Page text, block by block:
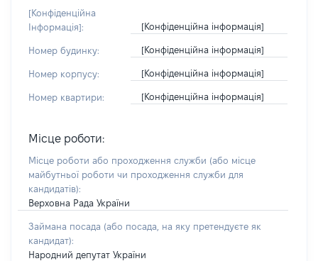
[Конфіденційна
Інформація]:
[Конфіденційна інформація]
Номер будинку: [Конфіденційна інформація]
Номер корпусу: [Конфіденційна інформація]
Номер квартири: [Конфіденційна інформація]
Місце роботи:
Місце роботи або проходження служби (або місце
майбутньої роботи чи проходження служби для
кандидатів):
Верховна Рада України
Займана посада (або посада, на яку претендуєте як
кандидат):
Народний депутат України